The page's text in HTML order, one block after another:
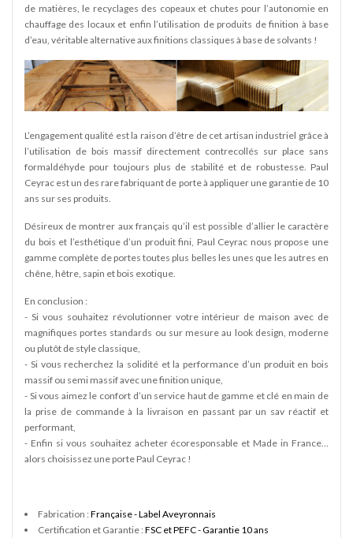
de matières, le recyclages des copeaux et chutes pour l’autonomie en
chauffage des locaux et enfin l’utilisation de produits de finition à base
d’eau, véritable alternative aux finitions classiques à base de solvants !
L’engagement qualité est la raison d’être de cet artisan industriel grâce à
l’utilisation de bois massif directement contrecollés sur place sans
formaldéhyde pour toujours plus de stabilité et de robustesse. Paul
Ceyrac est un des rare fabriquant de porte à appliquer une garantie de 10
ans sur ses produits.
Désireux de montrer aux français qu’il est possible d’allier le caractère
du bois et l’esthétique d’un produit fini, Paul Ceyrac nous propose une
gamme complète de portes toutes plus belles les unes que les autres en
chêne, hêtre, sapin et bois exotique.
En conclusion :
- Si vous souhaitez révolutionner votre intérieur de maison avec de
magnifiques portes standards ou sur mesure au look design, moderne
ou plutôt de style classique,
- Si vous recherchez la solidité et la performance d’un produit en bois
massif ou semi massif avec une finition unique,
- Si vous aimez le confort d’un service haut de gamme et clé en main de
la prise de commande à la livraison en passant par un sav réactif et
performant,
- Enfin si vous souhaitez acheter écoresponsable et Made in France…
alors choisissez une porte Paul Ceyrac !
Fabrication : Française - Label Aveyronnais
Certification et Garantie : FSC et PEFC - Garantie 10 ans